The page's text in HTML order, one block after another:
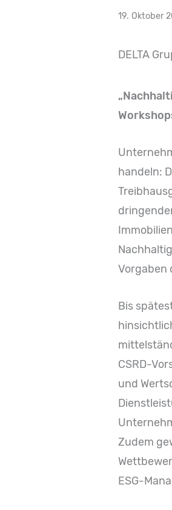
19. Oktober
DELTA
handeln:
Vorgaben
Bis
CSRD-
und
Zudem
ESG-